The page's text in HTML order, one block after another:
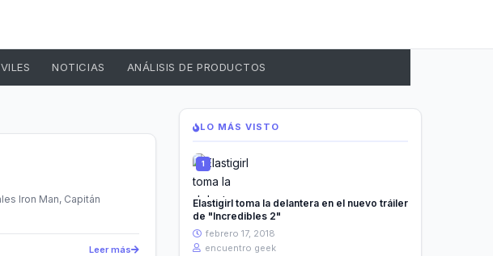
NOTICIAS ANÁLISIS DE PRODUCTOS
Iron Man, Capitán
Leer más
LO MÁS VISTO
Elastigirl toma la delantera en el nuevo tráiler
de "Incredibles 2"
febrero 17, 2018
encuentro geek